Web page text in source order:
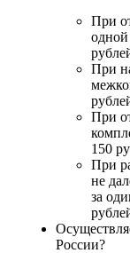
При
При
При
150
При
не
за
России?